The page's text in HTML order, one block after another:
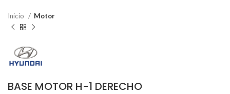
Inicio Motor
BASE MOTOR H-1 DERECHO